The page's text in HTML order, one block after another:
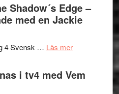
Pöntinen
avslutar
in
till
och
Shadow´s Edge –
med en Jackie
4 Svensk … Läs merom
Shadow
i tv4 med Vem